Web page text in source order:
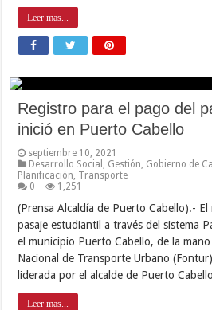
Leer mas...
Registro para el pago del
inició en Puerto Cabello
septiembre 10, 2021
Desarrollo Social
Gestión Gobierno de
Planificación Transporte
0
1,251
(Prensa Alcaldía de Puerto Cabello).-
pasaje estudiantil a través del sistema
el municipio Puerto Cabello, de la
Nacional de Transporte Urbano
liderada por el alcalde de Puerto
Leer mas...